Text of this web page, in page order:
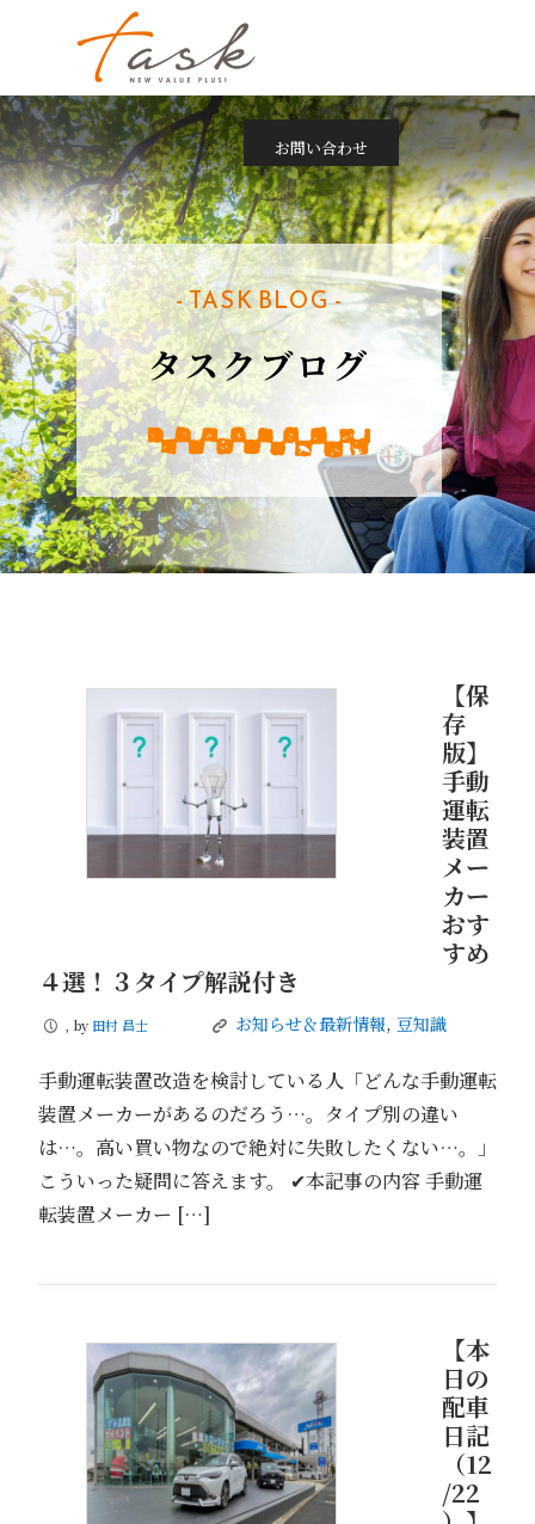
お問い合わせ
- TASK BLOG -
タスクブログ
【保
存
版】
手動
運転
装置
メー
カー
おす
すめ
４選！３タイプ解説付き
P , by 田村 昌士 K お知らせ＆最新情報, 豆知識
手動運転装置改造を検討している人「どんな手動運転
装置メーカーがあるのだろう…。タイプ別の違い
は…。高い買い物なので絶対に失敗したくない…。」
こういった疑問に答えます。 ✔本記事の内容 手動運
転装置メーカー […]
【本
日の
配車
日記
（12
/22